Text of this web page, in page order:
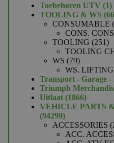
Toebehoren UTV 11
TOOLING & WS
CONSUMABLE
CONS.
TOOLING 251251
TOOLING
WS 7979
producten
WS. LIFTING
Transport - Garage -
Triumph
Uitlaat 18661866
VEHICLE PARTS
9429994299
producten
ACCESSORIES
ACC.